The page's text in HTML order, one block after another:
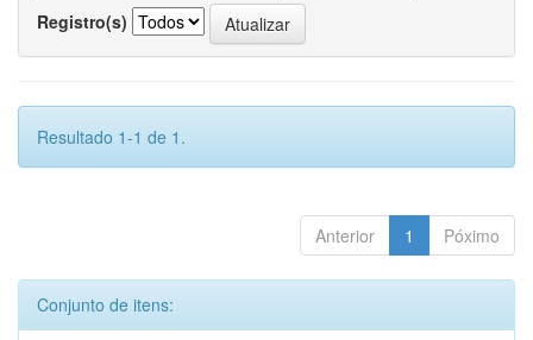
Registro(s)
Resultado 1-1 de 1.
Anterior 1 Póximo
Conjunto de itens: